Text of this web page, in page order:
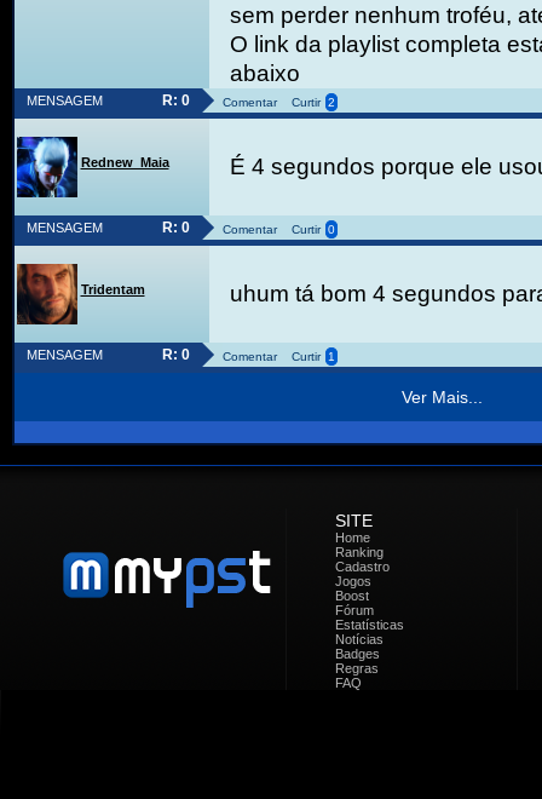
sem perder nenhum troféu,
O link da playlist completa
abaixo
MENSAGEM R: 0 Comentar Curtir 2
Rednew_Maia É 4 segundos porque ele
MENSAGEM R: 0 Comentar Curtir 0
Tridentam uhum tá bom 4 segundos
MENSAGEM R: 0 Comentar Curtir 1
Ver Mais...
SITE
Home
Ranking
Cadastro
Jogos
Boost
Fórum
Estatísticas
Notícias
Badges
Regras
FAQ